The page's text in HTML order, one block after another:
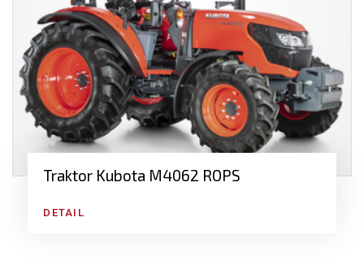
Ostatní
Další typy traktorů v naší nabídce:
Zemědělské traktory
Traktory Valtra
Traktory Kubota
Lesní traktory
Viniční traktory
Traktor Kubota M4062 ROPS
DETAIL